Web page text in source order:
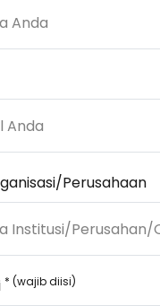
Perusahaan
* (wajib diisi)